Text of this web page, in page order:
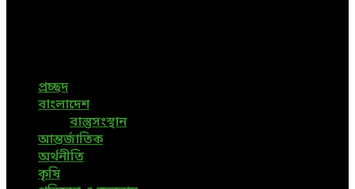
প্রচ্ছদ
বাংলাদেশ
বাস্তুসংস্থান
আন্তর্জাতিক
অর্থনীতি
কৃষি